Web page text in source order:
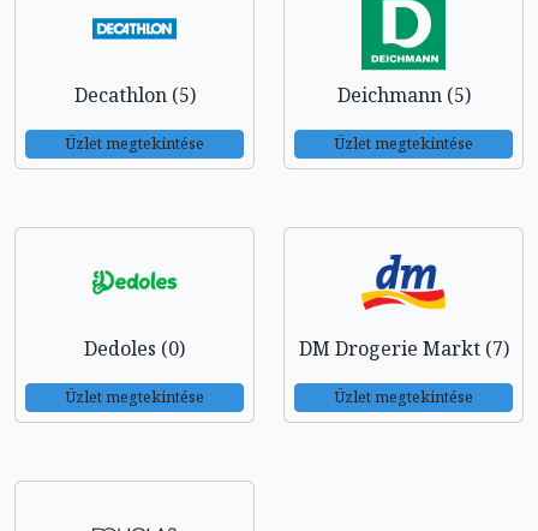
Decathlon (5)
Üzlet megtekintése
Deichmann (5)
Üzlet megtekintése
Dedoles (0)
Üzlet megtekintése
DM Drogerie Markt (7)
Üzlet megtekintése